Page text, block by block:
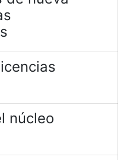
núcleo